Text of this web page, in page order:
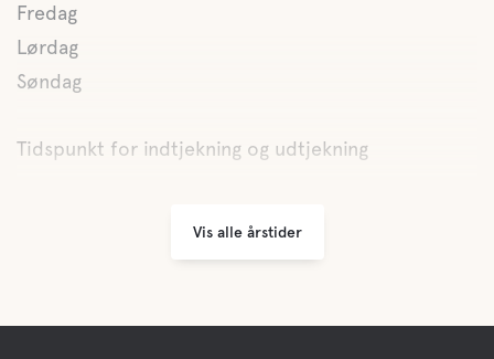
Konferencelokaler
Naturoplevelse
Fredag
Lørdag
Søndag
Tidspunkt for indtjekning og udtjekning
Vis alle årstider